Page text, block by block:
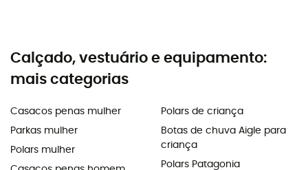
Calçado, vestuário e equipamento:
mais categorias
Casacos penas mulher
Parkas mulher
Polars mulher
Polars de criança
Botas de chuva Aigle para
criança
Polars Patagonia